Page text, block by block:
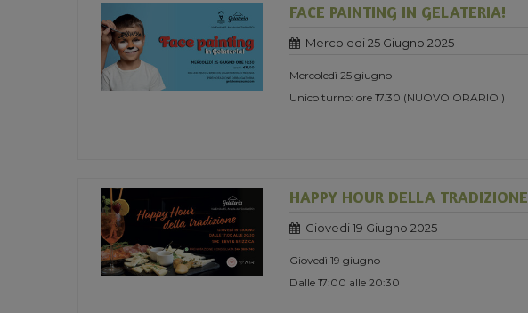
FACE PAINTING IN GELATERIA!
Mercoledi 25 Giugno 2025
Mercoledì 25 giugno
Unico turno: ore 17.30 (NUOVO ORARIO!)
HAPPY HOUR DELLA TRADIZIONE
Giovedi 19 Giugno 2025
Giovedì 19 giugno
Dalle 17:00 alle 20:30